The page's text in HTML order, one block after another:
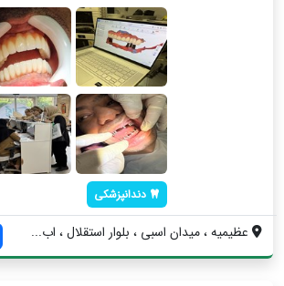
دندانپزشکی
عظیمیه ، میدان اسبی ، بلوار استقلال ، اب...